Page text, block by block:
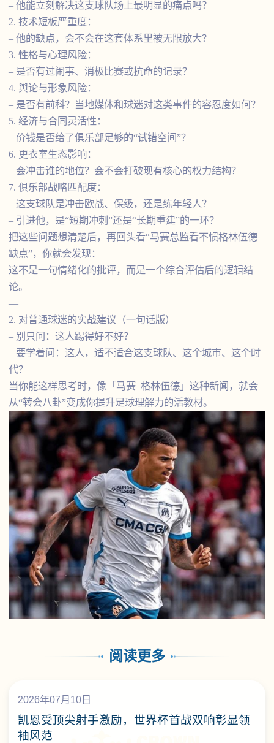
– 他能立刻解决这支球队场上最明显的痛点吗？
2. 技术短板严重度：
– 他的缺点，会不会在这套体系里被无限放大？
3. 性格与心理风险：
– 是否有过闹事、消极比赛或抗命的记录？
4. 舆论与形象风险：
– 是否有前科？当地媒体和球迷对这类事件的容忍度如何？
5. 经济与合同灵活性：
– 价钱是否给了俱乐部足够的“试错空间”？
6. 更衣室生态影响：
– 会冲击谁的地位？会不会打破现有核心的权力结构？
7. 俱乐部战略匹配度：
– 这支球队是冲击欧战、保级，还是练年轻人？
– 引进他，是“短期冲刺”还是“长期重建”的一环？
把这些问题想清楚后，再回头看“马赛总监看不惯格林伍德
缺点”，你就会发现：
这不是一句情绪化的批评，而是一个综合评估后的逻辑结
论。
—
2. 对普通球迷的实战建议（一句话版）
– 别只问：这人踢得好不好？
– 要学着问：这人，适不适合这支球队、这个城市、这个时
代？
当你能这样思考时，像「马赛–格林伍德」这种新闻，就会
从“转会八卦”变成你提升足球理解力的活教材。
阅读更多
2026年07月10日
凯恩受顶尖射手激励，世界杯首战双响彰显领
袖风范